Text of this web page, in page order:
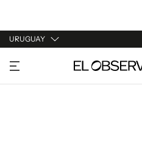
URUGUAY
URUGUAY
ARGENTINA